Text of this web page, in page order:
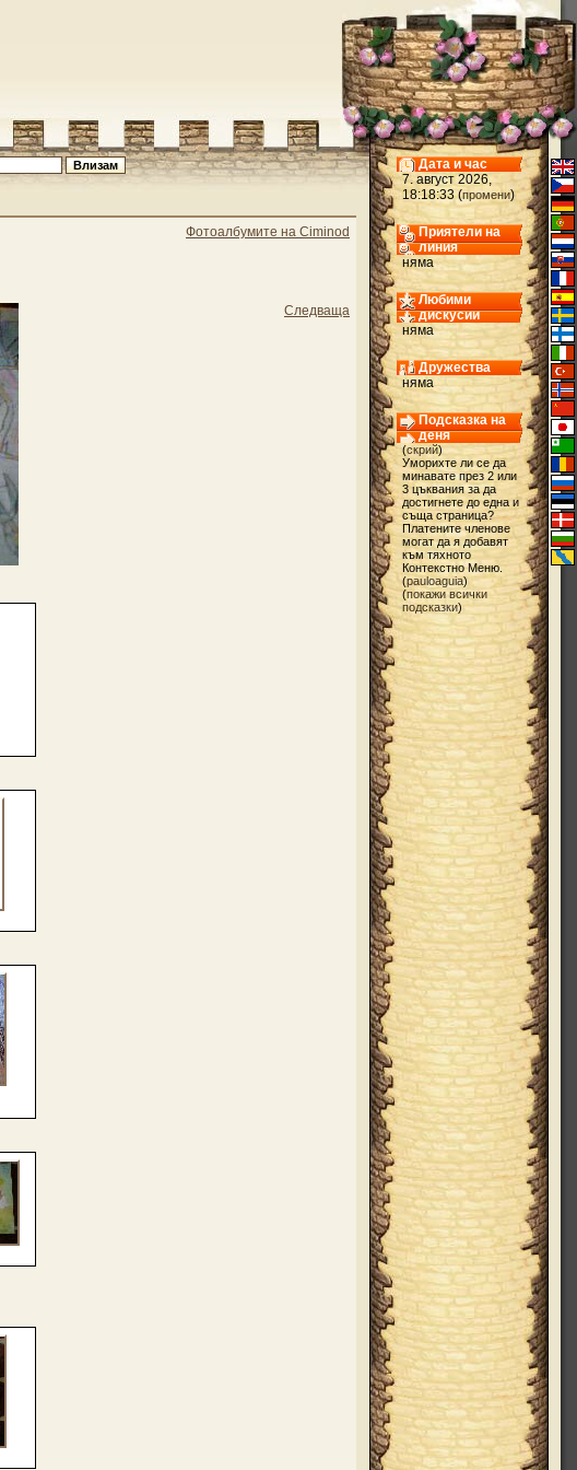
Фотоалбумите на Ciminod
Следваща
Дата и час
7. август 2026,
18:18:33 (промени)
Приятели на
линия
няма
Любими
дискусии
няма
Дружества
няма
Подсказка на
деня
(скрий)
Уморихте ли се да
минавате през 2 или
3 цъквания за да
достигнете до една и
съща страница?
Платените членове
могат да я добавят
към тяхното
Контекстно Меню.
(pauloaguia)
(покажи всички
подсказки)